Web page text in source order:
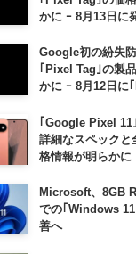
かに ｰ 8月13日に
Google初の紛失
｢Pixel Tag｣の製
かに ｰ 8月12日に
｢Google Pixel 11
詳細なスペックと
格情報が明らかに
Microsoft、8GB
での｢Windows
善へ